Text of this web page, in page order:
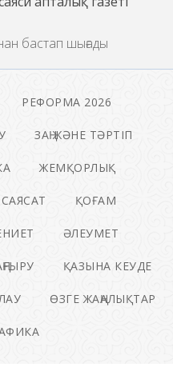
бастап шығады
РЕФОРМА 2026
ЗАҢ ЖӘНЕ ТӘРТІП
ЖЕМҚОРЛЫҚ
САЯСАТ ҚОҒАМ
ӘЛЕУМЕТ
ҚАЗЫНА КЕУДЕ
ӨЗГЕ ЖАҢАЛЫҚТАР